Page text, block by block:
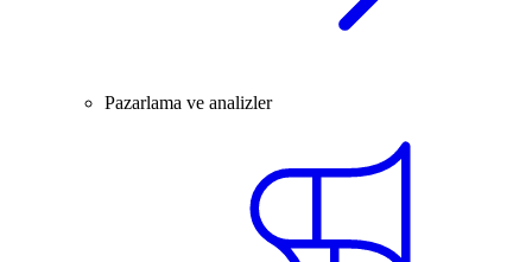
Pazarlama ve analizler